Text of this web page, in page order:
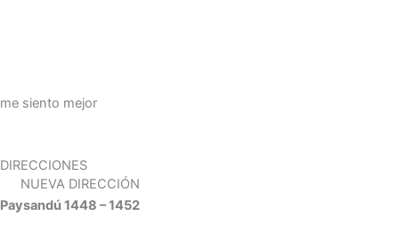
me siento mejor
DIRECCIONES
NUEVA DIRECCIÓN
Paysandú 1448 – 1452